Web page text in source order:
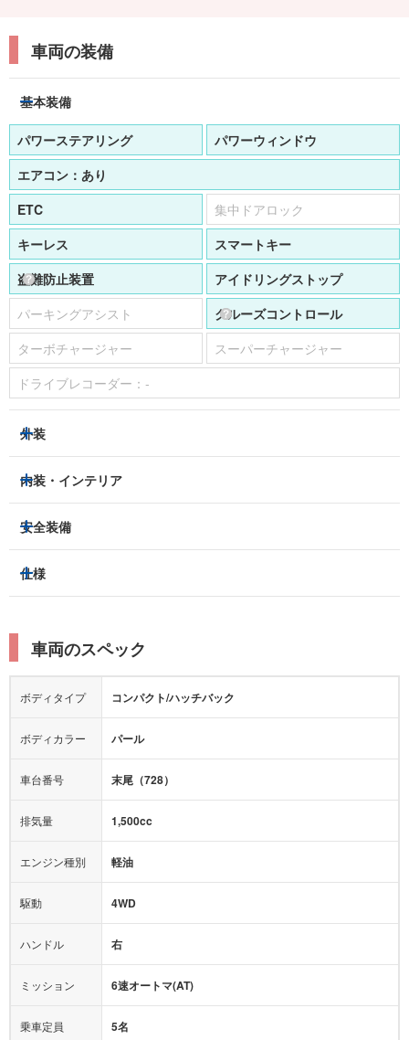
車両の装備
基本装備
パワーステアリング
パワーウィンドウ
エアコン： あり
ETC
集中ドアロック
キーレス
スマートキー
盗難防止装置
アイドリングストップ
パーキングアシスト
クルーズコントロール
ターボチャージャー
スーパーチャージャー
ドライブレコーダー： -
外装
ヘッドライト
アルミホイール：あり
サンルーフ/ガラスルーフ
ルーフレール
エアロパーツ
ローダウン
内装・インテリア
3列シート
ベンチシート
パワーシート
シートヒーター
カーナビ：メモリーナビ他
ミュージックプレイヤー接続可
後席モニター
安全装備
トラクションコントロール
レーンキープアシスト
横滑り防止装置
衝突被害軽減プレーキ
カメラ：バック
エアバッグ：
4エアバッグ
衝撃緩和ヘッドレスト
サポカー
アクセル踏み間違い（誤発進）防止装置
アダプティブクルーズコントロール
ヒルディセントコントロール
オートマチックハイビーム
仕様
車両のスペック
ボディタイプ コンパクト/ハッチバック
ボディカラー パール
車台番号 末尾（728）
排気量 1,500cc
エンジン種別 軽油
駆動 4WD
ハンドル 右
ミッション 6速オートマ(AT)
乗車定員 5名